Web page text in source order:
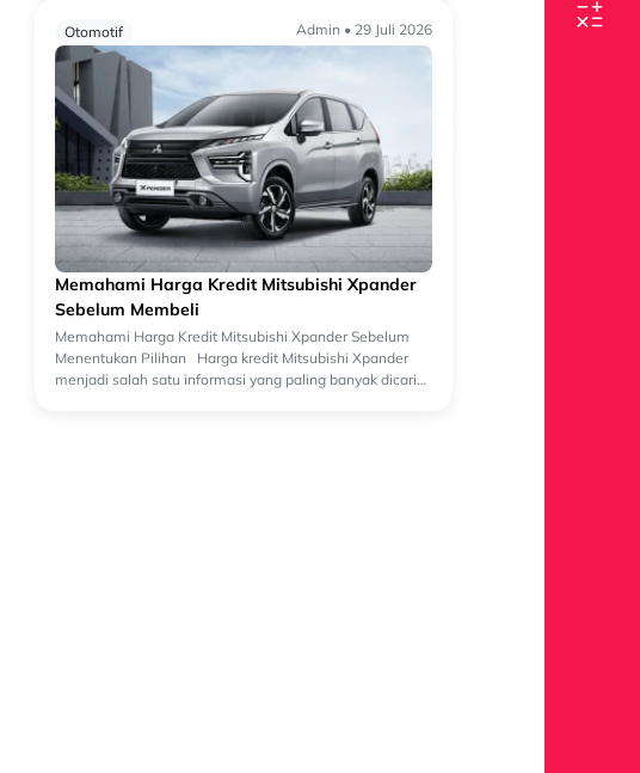
Otomotif Admin • 29 Juli 2026
Memahami Harga Kredit Mitsubishi Xpander
Sebelum Membeli
Memahami Harga Kredit Mitsubishi Xpander Sebelum
Menentukan Pilihan Harga kredit Mitsubishi Xpander
menjadi salah satu informasi yang paling banyak dicari